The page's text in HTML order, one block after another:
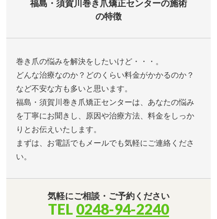
福島・須賀川巻き爪矯正センターの施術
の特徴
巻き爪の悩みを解決をしたいけど・・・。
どんな治療なのか？どのくらい料金がかかるのか？
など不安な方も多いと思います。
福島・須賀川巻き爪矯正センターは、あなたの悩み
を丁寧にお聞きし、原因や治療方法、料金をしっか
りとお伝えいたします。
まずは、お電話でもメールでも気軽にご連絡くださ
い。
気軽にご相談・ご予約ください
TEL 0248-94-2240